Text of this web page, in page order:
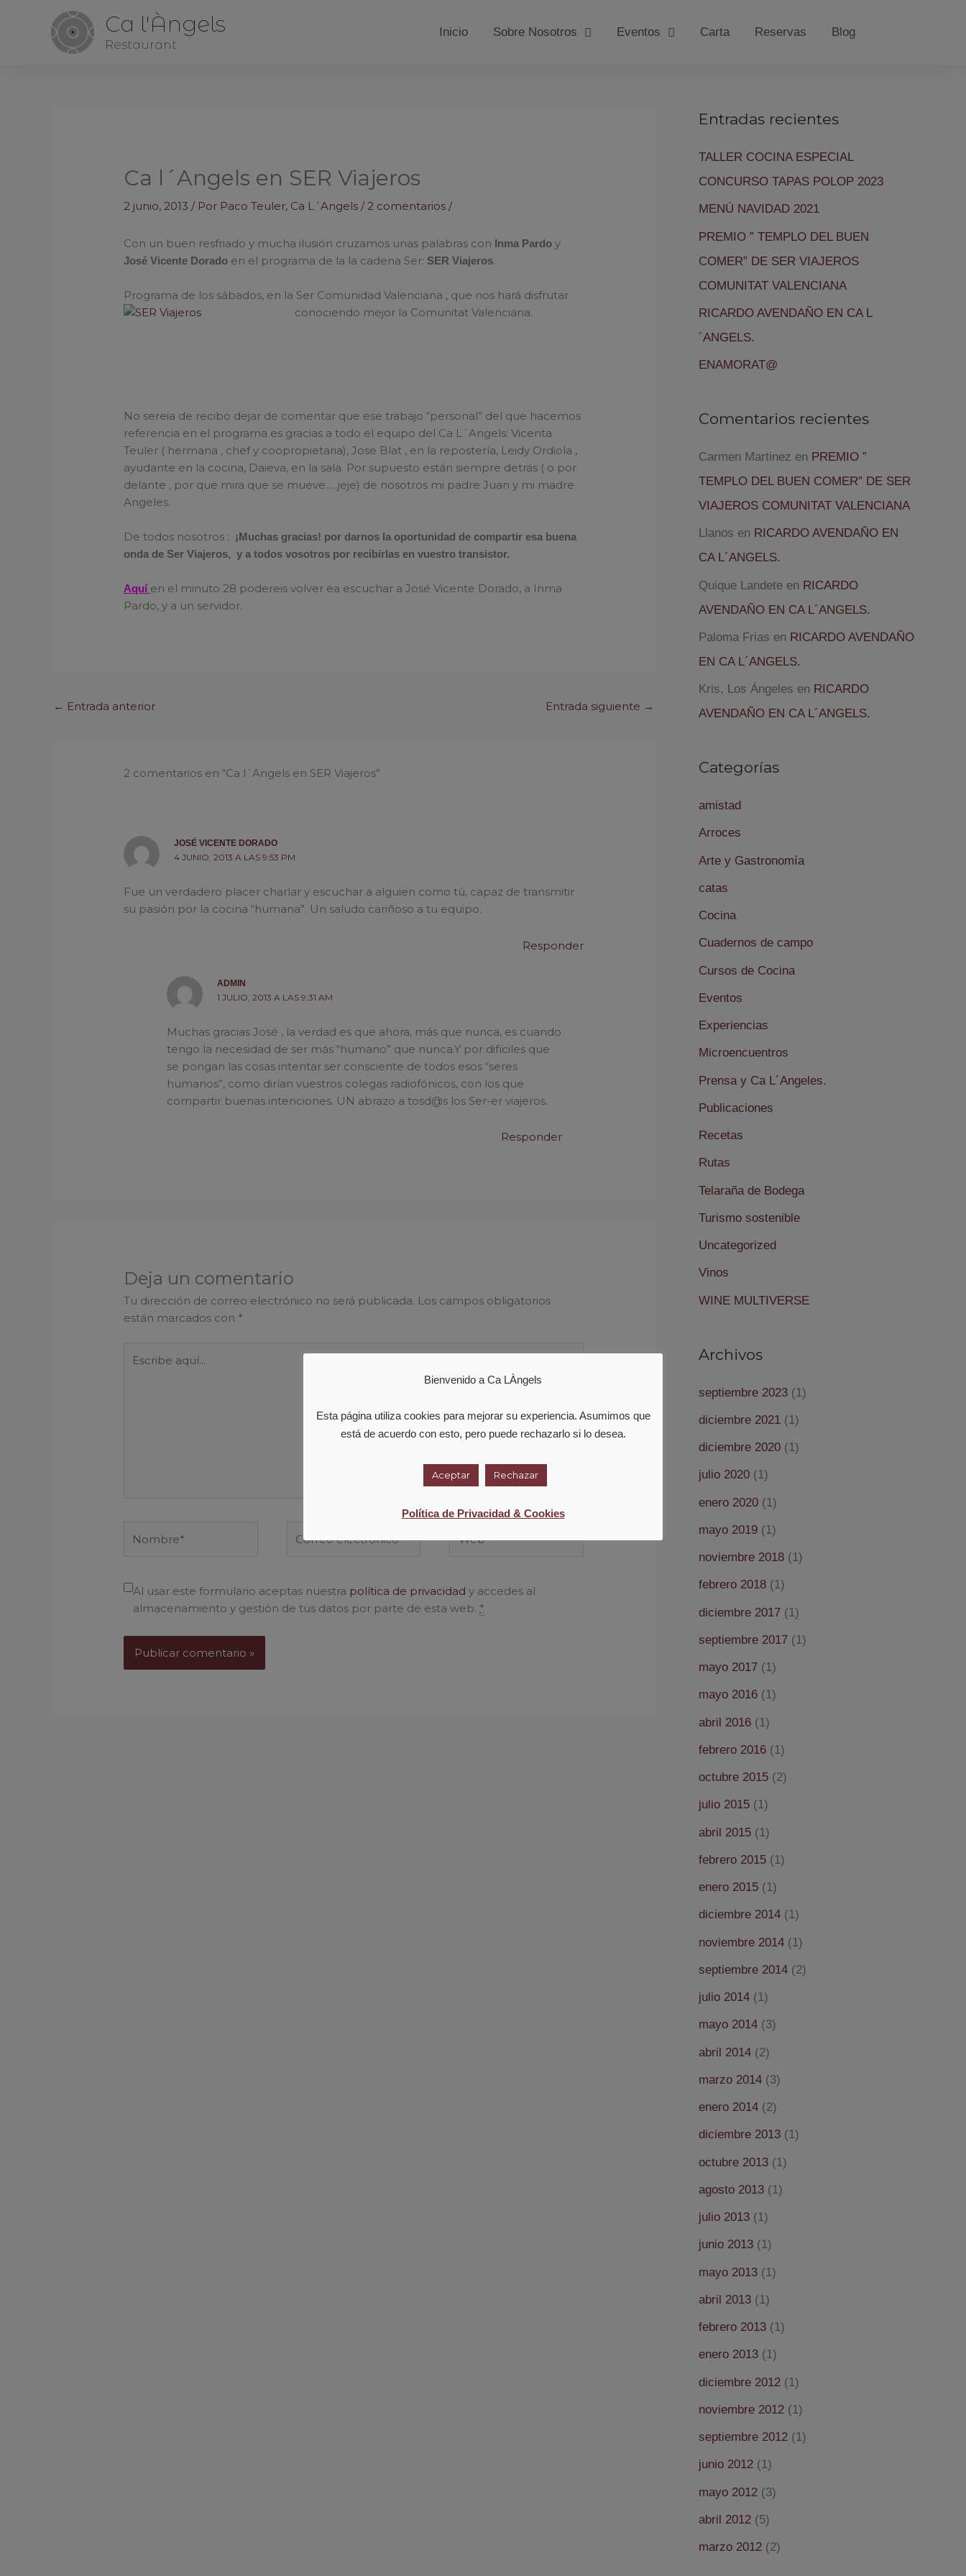
Ca l'Àngels
Restaurant
Inicio Sobre Nosotros Eventos Carta Reservas Blog
Ca l´Angels en SER Viajeros
2 junio, 2013/ Por Paco Teuler, Ca L´Angels/ 2 comentarios /
Con un buen resfriado y mucha ilusión cruzamos unas palabras con Inma Pardo y
José Vicente Dorado en el programa de la la cadena Ser: SER Viajeros.
Programa de los sábados, en la Ser Comunidad Valenciana , que nos hará disfrutar
conociendo mejor la Comunitat Valenciana.
No sereia de recibo dejar de comentar que ese trabajo “personal” del que hacemos
referencia en el programa es gracias a todo el equipo del Ca L´Angels: Vicenta
Teuler ( hermana , chef y coopropietaria), Jose Blat , en la repostería, Leidy Ordiola ,
ayudante en la cocina, Daieva, en la sala. Por supuesto están siempre detrás ( o por
delante , por que mira que se mueve…..jeje) de nosotros mi padre Juan y mi madre
Angeles.
De todos nosotros : ¡Muchas gracias! por darnos la oportunidad de compartir esa buena
onda de Ser Viajeros, y a todos vosotros por recibirlas en vuestro transistor.
Aquí en el minuto 28 podereis volver ea escuchar a José Vicente Dorado, a Inma
Pardo, y a un servidor.
← Entrada anterior Entrada siguiente →
2 comentarios en “Ca l´Angels en SER Viajeros”
JOSÉ VICENTE DORADO
4 JUNIO, 2013 A LAS 9:53 PM
Fue un verdadero placer charlar y escuchar a alguien como tú, capaz de transmitir
su pasión por la cocina “humana”. Un saludo cariñoso a tu equipo.
Responder
ADMIN
1 JULIO, 2013 A LAS 9:31 AM
Muchas gracias José , la verdad es que ahora, más que nunca, es cuando
tengo la necesidad de ser más “humano” que nunca.Y por difíciles que
se pongan las cosas intentar ser consciente de todos esos “seres
humanos”, como dirían vuestros colegas radiofónicos, con los que
compartir buenas intenciones. UN abrazo a tosd@s los Ser-er viajeros.
Responder
Deja un comentario
Tu dirección de correo electrónico no será publicada. Los campos obligatorios
están marcados con *
aquí...
electrónico*
Al usar este formulario aceptas nuestra política de privacidad y accedes al
almacenamiento y gestión de tus datos por parte de esta web. *
Entradas recientes
TALLER COCINA ESPECIAL
CONCURSO TAPAS POLOP 2023
MENÚ NAVIDAD 2021
PREMIO ” TEMPLO DEL BUEN
COMER” DE SER VIAJEROS
COMUNITAT VALENCIANA
RICARDO AVENDAÑO EN CA L
´ANGELS.
ENAMORAT@
Comentarios recientes
Carmen Martinez en PREMIO ”
TEMPLO DEL BUEN COMER” DE SER
VIAJEROS COMUNITAT VALENCIANA
Llanos en RICARDO AVENDAÑO EN
CA L´ANGELS.
Quique Landete en RICARDO
AVENDAÑO EN CA L´ANGELS.
Paloma Frias en RICARDO AVENDAÑO
EN CA L´ANGELS.
Kris, Los Ángeles en RICARDO
AVENDAÑO EN CA L´ANGELS.
Categorías
amistad
Arroces
Arte y Gastronomía
catas
Cocina
Cuadernos de campo
Cursos de Cocina
Eventos
Experiencias
Microencuentros
Prensa y Ca L´Angeles.
Publicaciones
Recetas
Rutas
Telaraña de Bodega
Turismo sostenible
Uncategorized
Vinos
WINE MULTIVERSE
Archivos
septiembre 2023 (1)
diciembre 2021 (1)
diciembre 2020 (1)
julio 2020 (1)
enero 2020 (1)
mayo 2019 (1)
noviembre 2018 (1)
febrero 2018 (1)
diciembre 2017 (1)
septiembre 2017 (1)
mayo 2017 (1)
mayo 2016 (1)
abril 2016 (1)
febrero 2016 (1)
octubre 2015 (2)
julio 2015 (1)
abril 2015 (1)
febrero 2015 (1)
enero 2015 (1)
diciembre 2014 (1)
noviembre 2014 (1)
septiembre 2014 (2)
julio 2014 (1)
mayo 2014 (3)
abril 2014 (2)
marzo 2014 (3)
enero 2014 (2)
diciembre 2013 (1)
octubre 2013 (1)
agosto 2013 (1)
julio 2013 (1)
junio 2013 (1)
mayo 2013 (1)
abril 2013 (1)
febrero 2013 (1)
enero 2013 (1)
diciembre 2012 (1)
noviembre 2012 (1)
septiembre 2012 (1)
junio 2012 (1)
mayo 2012 (3)
abril 2012 (5)
marzo 2012 (2)
Bienvenido a Ca LÀngels
Esta página utiliza cookies para mejorar su experiencia. Asumimos que
está de acuerdo con esto, pero puede rechazarlo si lo desea.
Aceptar Rechazar
Política de Privacidad & Cookies